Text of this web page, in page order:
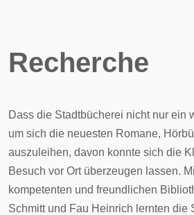
Recherche
Dass die Stadtbücherei nicht nur ein
um sich die neuesten Romane,
auszuleihen, davon konnte sich die
Besuch vor Ort überzeugen lassen.
kompetenten und freundlichen
Schmitt und Fau Heinrich lernten die